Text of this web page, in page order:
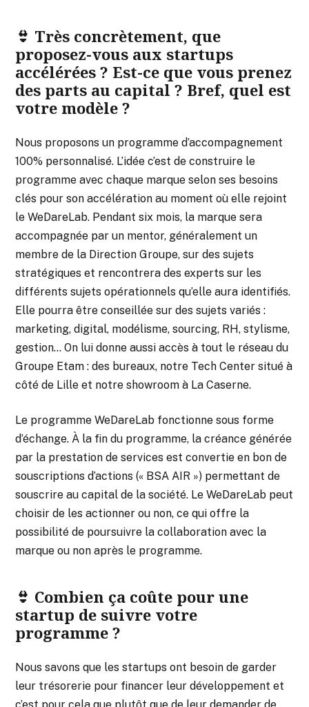
👙 Très concrètement, que
proposez-vous aux startups
accélérées ? Est-ce que vous prenez
des parts au capital ? Bref, quel est
votre modèle ?
Nous proposons un programme d’accompagnement
100% personnalisé. L’idée c’est de construire le
programme avec chaque marque selon ses besoins
clés pour son accélération au moment où elle rejoint
le WeDareLab. Pendant six mois, la marque sera
accompagnée par un mentor, généralement un
membre de la Direction Groupe, sur des sujets
stratégiques et rencontrera des experts sur les
différents sujets opérationnels qu’elle aura identifiés.
Elle pourra être conseillée sur des sujets variés :
marketing, digital, modélisme, sourcing, RH, stylisme,
gestion… On lui donne aussi accès à tout le réseau du
Groupe Etam : des bureaux, notre Tech Center situé à
côté de Lille et notre showroom à La Caserne.
Le programme WeDareLab fonctionne sous forme
d’échange. À la fin du programme, la créance générée
par la prestation de services est convertie en bon de
souscriptions d’actions (« BSA AIR ») permettant de
souscrire au capital de la société. Le WeDareLab peut
choisir de les actionner ou non, ce qui offre la
possibilité de poursuivre la collaboration avec la
marque ou non après le programme.
👙 Combien ça coûte pour une
startup de suivre votre
programme ?
Nous savons que les startups ont besoin de garder
leur trésorerie pour financer leur développement et